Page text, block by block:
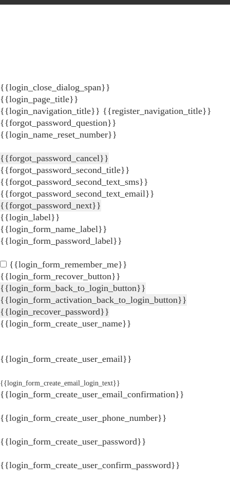
{{login_close_dialog_span}}
{{login_page_title}}
{{login_navigation_title}} {{register_navigation_title}}
{{forgot_password_question}}
{{login_name_reset_number}}
{{forgot_password_cancel}}
{{forgot_password_second_title}}
{{forgot_password_second_text_sms}}
{{forgot_password_second_text_email}}
{{forgot_password_next}}
{{login_label}}
{{login_form_name_label}}
{{login_form_password_label}}
{{login_form_remember_me}}
{{login_form_recover_button}}
{{login_form_back_to_login_button}}
{{login_form_activation_back_to_login_button}}
{{login_recover_password}}
{{login_form_create_user_name}}
{{login_form_create_user_email}}
{{login_form_create_email_login_text}}
{{login_form_create_user_email_confirmation}}
{{login_form_create_user_phone_number}}
{{login_form_create_user_password}}
{{login_form_create_user_confirm_password}}